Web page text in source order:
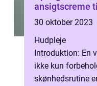
ansigtscreme
30 oktober 2023
Hudpleje
Introduktion: En
ikke kun
skønhedsrutine